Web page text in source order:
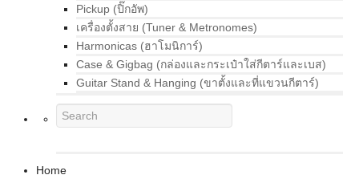
Pickup (ปิ๊กอัพ)
เครื่องตั้งสาย (Tuner & Metronomes)
Harmonicas (ฮาโมนิการ์)
Case & Gigbag (กล่องและกระเป๋าใส่กีตาร์และเบส)
Guitar Stand & Hanging (ขาตั้งและที่แขวนกีตาร์)
Home